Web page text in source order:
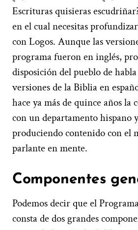
Escrituras quisieras
en el cual necesitas
con Logos. Aunque las
programa fueron en inglés,
disposición del pueblo de
versiones de la Biblia en
hace ya más de quince años la
con un departamento hispano
produciendo contenido con el
parlante en mente.
Componentes
Podemos decir que el
consta de dos grandes